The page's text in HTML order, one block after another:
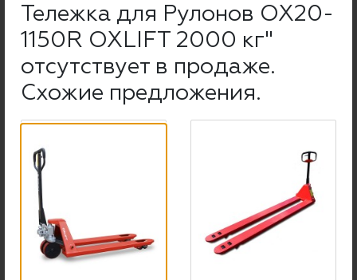
Физ. лица могут расплатиться как за
наличный расчет и по банковской
карте, так и по банковскому переводу.
Подробнее об оплате и наших
реквизитах
Тележка для Рулонов OX20-
1150R OXLIFT 2000 кг"
отсутствует в продаже.
Схожие предложения.